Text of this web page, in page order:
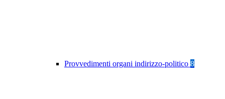
Provvedimenti organi indirizzo-politico 8